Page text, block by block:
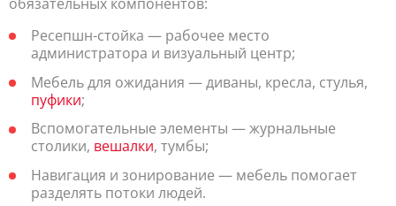
Ресепшн-стойка — рабочее место
администратора и визуальный центр;
Мебель для ожидания — диваны, кресла, стулья,
пуфики;
Вспомогательные элементы — журнальные
столики, вешалки, тумбы;
Навигация и зонирование — мебель помогает
разделять потоки людей.